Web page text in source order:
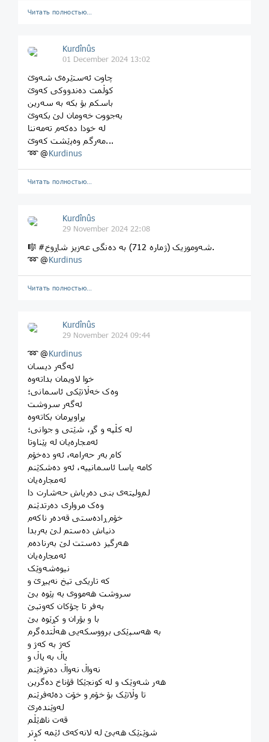
Читать полностью…
Kurdînûs
01 December 2024 13:02
چاوت ئەستێرەی شەوێ
کوڵمت دەندووکی کەوێ
باسکم بۆ بکە بە سەرین
بەجووت خەومان لێ بکەوێ
لە خودا دەکەم تەمەننا
مەرگم وەپێشت کەوێ...
➿ @Kurdinus
Читать полностью…
Kurdînûs
29 November 2024 22:08
🎼 #شەوموزیک (ژماره 712) بە دەنگی عەزیز شاڕوخ.
➿ @Kurdinus
Читать полностью…
Kurdînûs
29 November 2024 09:44
➿ @Kurdinus
ئەگەر دیسان
خوا لاویمان بداتەوە
وەک خەڵاتێکی ئاسمانی؛
ئەگەر سروشت
پڕاوپڕمان بکاتەوە
لە کڵپە و گڕ، شێتی و جوانی؛
ئەمجارەیان لە پێناوتا
کام بەر حەرامە، ئەو دەخۆم
کامە یاسا ئاسمانییە، ئەو دەشکێنم
ئەمجارەیان
لم‌ولیتەی بنی دەریاش حەشارت دا
وەک مرواری دەرتدێنم
خۆم ڕادەستی قەدەر ناکەم
دنیاش دەستم لێ بەربدا
هەرگیز دەستت لێ بەرنادەم
ئەمجارەیان
نیوەشەوێک
کە تاریکی تیخ نەیبڕێ و
سروشت هەمووی بە پێوە بێ
بەفر تا چۆکان کەوتبێ
با و بۆران و کڕێوە بێ
بە هەسپێکی برووسکەیی هەڵتدەگرم
کەژ بە کەژ و
یاڵ بە یاڵ و
نەواڵ نەواڵ دەتڕفێنم
هەر شەوێک و لە کونجێکا قۆناخ دەگرین
تا وڵاتێک بۆ خۆم و خۆت دەئەفرێنم
لەوێندەرێ
قەت ناهێڵم
شوێنێک هەبێ لە لانەکەی ئێمە کڕتر